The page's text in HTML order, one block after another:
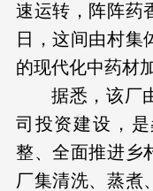
速运转，阵阵药
日，这间由村集
的现代化中药材
据悉，该厂
司投资建设，
整、全面推进乡
厂集清洗、蒸煮